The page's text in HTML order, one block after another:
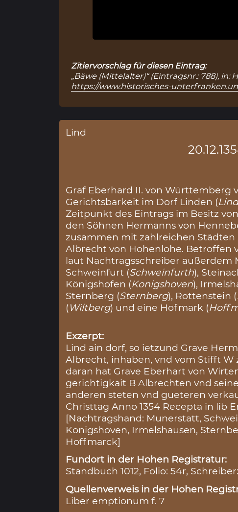
Zitiervorschlag für diesen Eintrag:
„Bäwe (Mittelalter)“ (Eintragsnr.: 788),
https://www.historisches-
Lind
Graf Eberhard II. von Württemberg
Gerichtsbarkeit im Dorf Linden (
Zeitpunkt des Eintrags im Besitz
den Söhnen Hermanns von
zusammen mit zahlreichen
Albrecht von Hohenlohe. Betroffen
laut Nachtragsschreiber außerdem
Schweinfurt (Schweinfurth),
Königshofen (Konigshoven),
Sternberg (Sternberg), Rottenstein (
(Wiltberg) und eine Hofmark (
Exzerpt:
Lind ain dorf, so ietzund Grave
Albrecht, inhaben, vnd vom Stifft
daran hat Grave Eberhart von
gerichtigkait B Albrechten vnd
anderen steten vnd gueteren
Christtag Anno 1354 Recepta in lib
[Nachtragshand: Munerstatt,
Konigshoven, Irmelshausen,
Hoffmarck]
Fundort in der Hohen Registratur:
Standbuch 1012, Folio: 54r,
Quellenverweis in der Hohen
Liber emptionum f. 7